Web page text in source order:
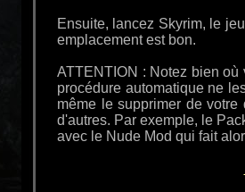
Ensuite, lancez Skyrim, le
emplacement est bon.
ATTENTION : Notez bien
procédure automatique ne
même le supprimer de
d'autres. Par exemple, le
avec le Nude Mod qui fait